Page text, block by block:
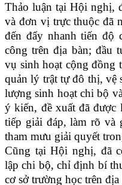
Thảo luận tại Hội nghị,
và đơn vị trực thuộc đã
đến đẩy nhanh tiến độ
công trên địa bàn; đầu
vụ sinh hoạt cộng đồng
quản lý trật tự đô thị, vệ
lượng sinh hoạt chi bộ
ý kiến, đề xuất đã được
tiếp giải đáp, làm rõ và
tham mưu giải quyết
Cũng tại Hội nghị, đã
lập chi bộ, chỉ định bí
cơ sở trường học trên địa